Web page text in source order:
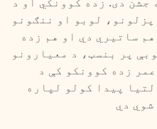
لوبو او ننګونو
ساتیري دي او هم زده
پر بنسټ، د معیارونو
زده کوونکو کې د
پیدا کولو لپاره